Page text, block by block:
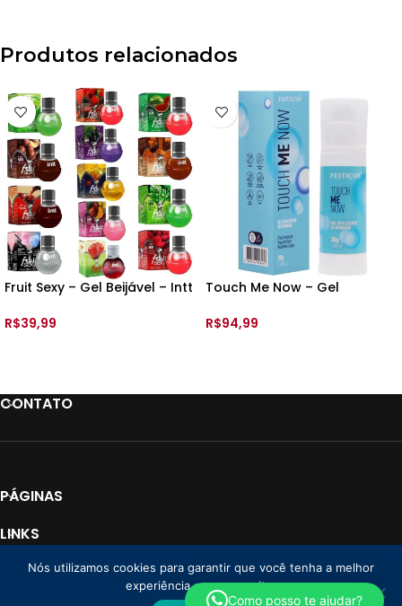
Produtos relacionados
Fruit Sexy – Gel Beijável – Intt
R$39,99
Touch Me Now – Gel
R$94,99
CONTATO
PÁGINAS
LINKS
PAGAMENTO
Loja Donna CNPJ: 35.766.478/0001-01
2025 Todos os direitos reservados. |
Como posso te ajudar?
Nós utilizamos cookies para garantir que você tenha a melhor
experiência em nosso site.